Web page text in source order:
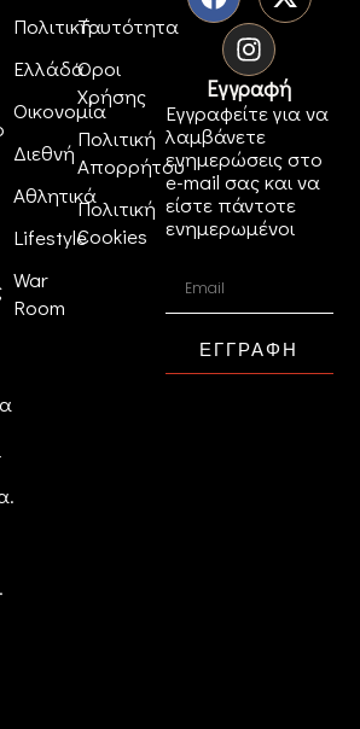
.
Πολιτική
Ελλάδα
Οικονομία
Διεθνή
Αθλητικά
Lifestyle
War
Room
Ταυτότητα
Όροι
Χρήσης
Πολιτική
Απορρήτου
Πολιτική
Cookies
Εγγραφή
Εγγραφείτε για να
λαμβάνετε
ενημερώσεις στο
e-mail σας και να
είστε πάντοτε
ενημερωμένοι
ΕΓΓΡΑΦΗ